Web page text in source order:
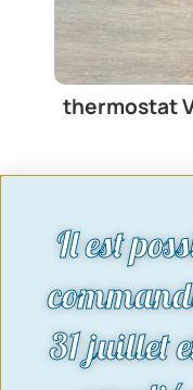
thermostat
Il est
31 juillet